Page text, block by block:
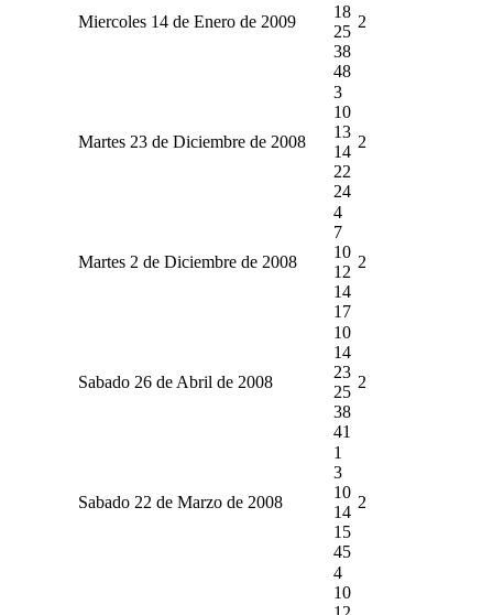
Miercoles 14 de Enero de 2009
18
25
38
48
2
Martes 23 de Diciembre de 2008
3
10
13
14
22
24
2
Martes 2 de Diciembre de 2008
4
7
10
12
14
17
2
Sabado 26 de Abril de 2008
10
14
23
25
38
41
2
Sabado 22 de Marzo de 2008
1
3
10
14
15
45
2
4
10